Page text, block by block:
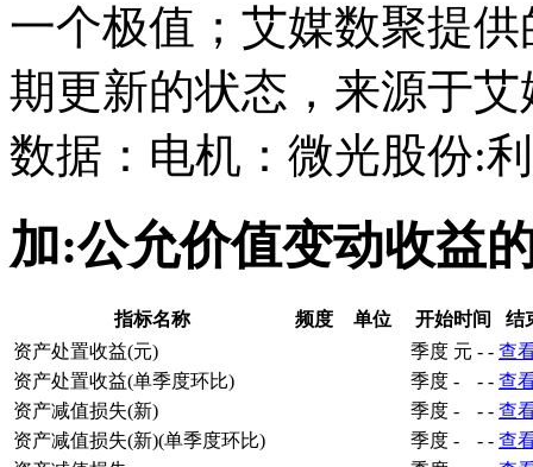
一个极值；艾媒数聚提
期更新的状态，来源于
数据：电机：微光股份:
加:公允价值变动收益
指标名称 频度 单位 开始时间
结
资产处置收益(元)
季度 元 - - 查
资产处置收益(单季度环比)
季度 - - - 查
资产减值损失(新)
季度 - - - 查
资产减值损失(新)(单季度环比)
季度 - - - 查